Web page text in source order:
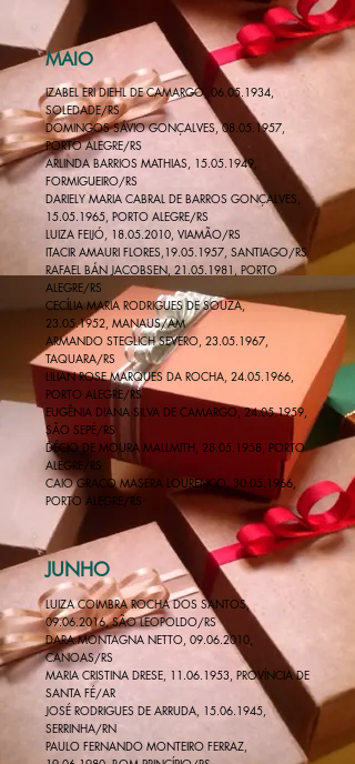
MAIO
IZABEL ERI DIEHL DE CAMARGO, 06.05.1934,
SOLEDADE/RS
DOMINGOS SÁVIO GONÇALVES,08.05.1957,
PORTO ALEGRE/RS
ARLINDA BARRIOS MATHIAS, 15.05.1949,
FORMIGUEIRO/RS
DARIELY MARIA CABRAL DE BARROS GONÇALVES,
15.05.1965, PORTO ALEGRE/RS
LUIZA FEIJÓ, 18.05.2010, VIAMÃO/RS
ITACIR AMAURI FLORES,19.05.1957, SANTIAGO/RS
RAFAEL BÁN JACOBSEN, 21.05.1981 , PORTO
ALEGRE/RS
CECÍLIA MARIA RODRIGUES DE SOUZA,
23.05.1952, MANAUS/AM
ARMANDO STEGLICH SEVERO, 23.05.1967,
TAQUARA/RS
LILIAN ROSE MARQUES DA ROCHA, 24.05.1966,
PORTO ALEGRE/RS
EUGÊNIA DIANA SILVA DE CAMARGO,24.05.1959,
SÃO SEPÉ/RS
DÉCIO DE MOURA MALLMITH, 28.05.1958, PORTO
ALEGRE/RS
CAIO GRACO MASERA LOURENÇO,30.05.1966,
PORTO ALEGRE/RS
JUNHO
LUIZA COIMBRA ROCHA DOS SANTOS,
09.06.2016, SÃO LEOPOLDO/RS
DARA MONTAGNA NETTO, 09.06.2010,
CANOAS/RS
MARIA CRISTINA DRESE, 11.06.1953, PROVÍNCIA DE
SANTA FÉ/AR
JOSÉ RODRIGUES DE ARRUDA, 15.06.1945,
SERRINHA/RN
PAULO FERNANDO MONTEIRO FERRAZ,